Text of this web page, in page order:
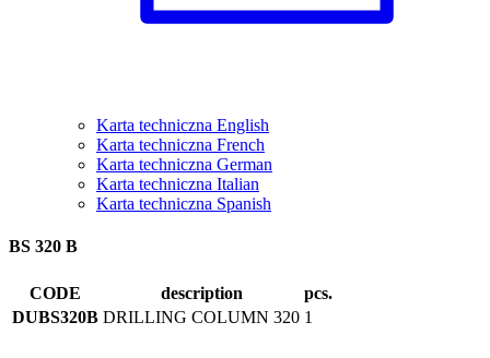
Karta techniczna English
Karta techniczna French
Karta techniczna German
Karta techniczna Italian
Karta techniczna Spanish
BS 320 B
CODE description
pcs.
DUBS320B DRILLING COLUMN 320 1